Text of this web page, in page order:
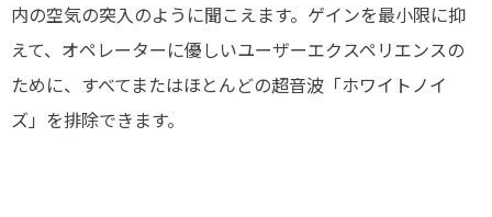
内の空気の突入のように聞こえます。ゲインを最小限に抑
えて、オペレーターに優しいユーザーエクスペリエンスの
ために、すべてまたはほとんどの超音波「ホワイトノイ
ズ」を排除できます。